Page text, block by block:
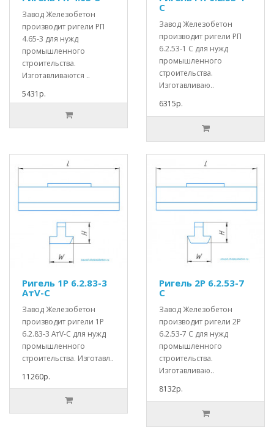
Завод Железобетон
производит ригели РП
4.65-3 для нужд
промышленного
строительства.
Изготавливаются ..
5431р.
С
Завод Железобетон
производит ригели РП
6.2.53-1 С для нужд
промышленного
строительства.
Изготавливаю..
6315р.
Ригель 1Р 6.2.83-3
АтV-С
Завод Железобетон
производит ригели 1Р
6.2.83-3 АтV-С для нужд
промышленного
строительства. Изготавл..
11260р.
Ригель 2Р 6.2.53-7
С
Завод Железобетон
производит ригели 2Р
6.2.53-7 С для нужд
промышленного
строительства.
Изготавливаю..
8132р.